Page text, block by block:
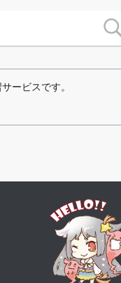
ービスです。